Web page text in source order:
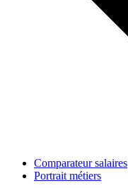
Comparateur salaires
Portrait métiers